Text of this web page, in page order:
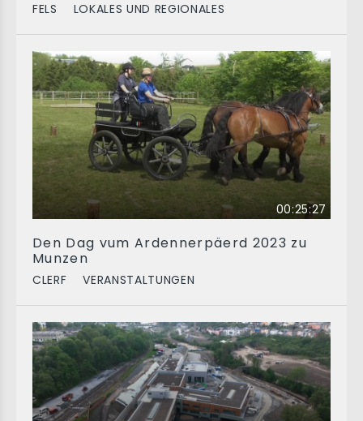
FELS LOKALES UND REGIONALES
00:25:27
Den Dag vum Ardennerpäerd 2023 zu
Munzen
CLERF VERANSTALTUNGEN